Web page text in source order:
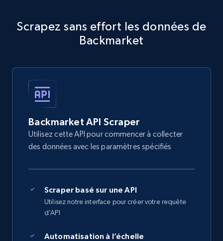
Scrapez sans effort les données de
Backmarket
Backmarket API Scraper
Utilisez cette API pour commencer à collecter
des données avec les paramètres spécifiés
Scraper basé sur une API
Utilisez notre interface pour créer votre requête
d’API
Automatisation à l’échelle